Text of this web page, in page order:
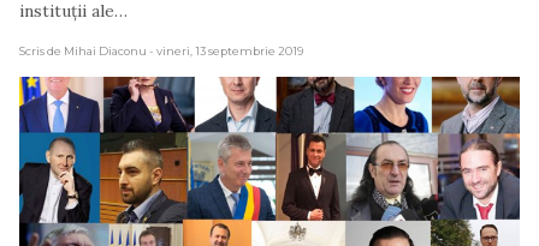
instituții ale…
Scris de Mihai Diaconu - vineri, 13 septembrie 2019